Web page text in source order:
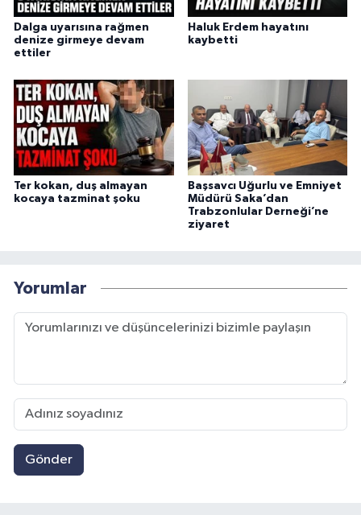
Dalga uyarısına rağmen
denize girmeye devam
ettiler
Haluk Erdem hayatını
kaybetti
Ter kokan, duş almayan
kocaya tazminat şoku
Başsavcı Uğurlu ve Emniyet
Müdürü Saka’dan
Trabzonlular Derneği’ne
ziyaret
Yorumlar
Gönder